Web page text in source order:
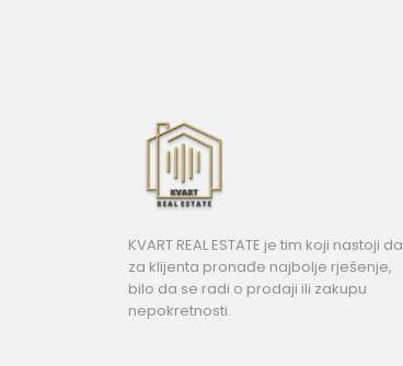
KVART REAL ESTATE je tim koji nastoji da
za klijenta pronađe najbolje rješenje,
bilo da se radi o prodaji ili zakupu
nepokretnosti.